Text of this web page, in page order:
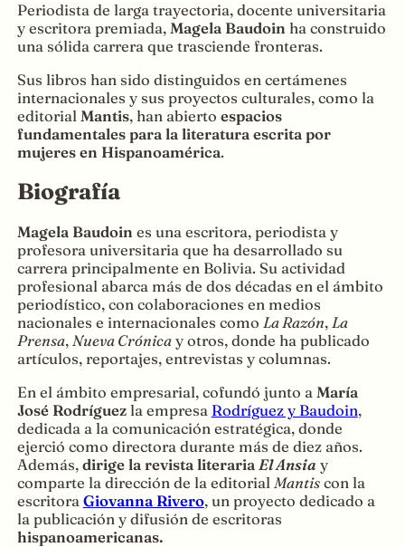
Periodista de larga trayectoria, docente universitaria
y escritora premiada, Magela Baudoin ha construido
una sólida carrera que trasciende fronteras.
Sus libros han sido distinguidos en certámenes
internacionales y sus proyectos culturales, como la
editorial Mantis, han abierto espacios
fundamentales para la literatura escrita por
mujeres en Hispanoamérica.
Biografía
Magela Baudoin es una escritora, periodista y
profesora universitaria que ha desarrollado su
carrera principalmente en Bolivia. Su actividad
profesional abarca más de dos décadas en el ámbito
periodístico, con colaboraciones en medios
nacionales e internacionales como La Razón, La
Prensa, Nueva Crónicay otros, donde ha publicado
artículos, reportajes, entrevistas y columnas.
En el ámbito empresarial, cofundó junto a María
José Rodríguezla empresa Rodríguez y Baudoin,
dedicada a la comunicación estratégica, donde
ejerció como directora durante más de diez años.
Además, dirige la revista literaria El Ansia y
comparte la dirección de la editorial Mantiscon la
escritora Giovanna Rivero, un proyecto dedicado a
la publicación y difusión de escritoras
hispanoamericanas.